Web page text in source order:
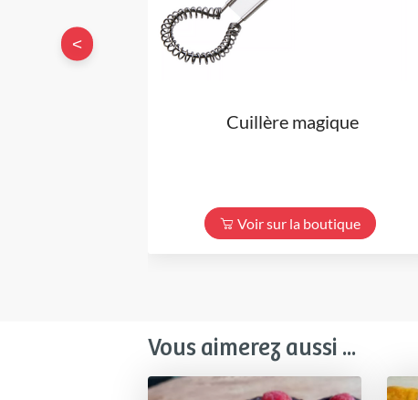
Cuillère magique
Voir sur la boutique
<
Vous aimerez aussi ...